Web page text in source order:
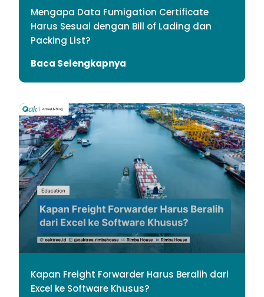
Mengapa Data Fumigation Certificate
Harus Sesuai dengan Bill of Lading dan
Packing List?
Baca Selengkapnya
Kapan Freight Forwarder Harus Beralih dari
Excel ke Software Khusus?